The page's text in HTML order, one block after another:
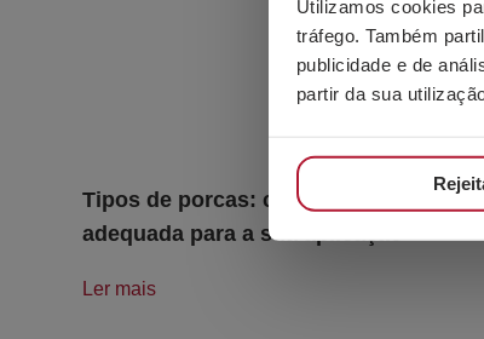
Utilizamos cookies
tráfego. Também
publicidade e de
partir da sua
Tipos de porcas: como escolher a mais
adequada para a sua aplicação
Ler mais